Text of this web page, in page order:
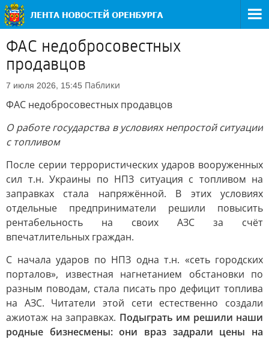
ФАС недобросовестных
продавцов
7 июля 2026, 15:45 Паблики
ФАС недобросовестных продавцов
О работе государства в условиях непростой ситуации
с топливом
После серии террористических ударов вооруженных
сил т.н. Украины по НПЗ ситуация с топливом на
заправках стала напряжённой. В этих условиях
отдельные предприниматели решили повысить
рентабельность на своих АЗС за счёт
впечатлительных граждан.
С начала ударов по НПЗ одна т.н. «сеть городских
порталов», известная нагнетанием обстановки по
разным поводам, стала писать про дефицит топлива
на АЗС. Читатели этой сети естественно создали
ажиотаж на заправках. Подыграть им решили наши
родные бизнесмены: они враз задрали цены на